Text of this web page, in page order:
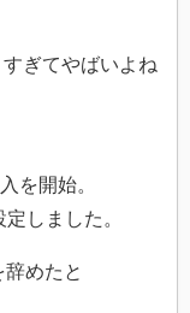
ぎてやばいよね
を開始。
しました。
めたと